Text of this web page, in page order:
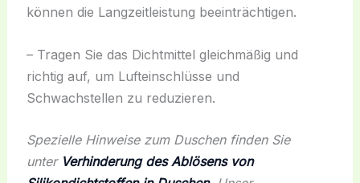
können die Langzeitleistung beeinträchtigen.
– Tragen Sie das Dichtmittel gleichmäßig und
richtig auf, um Lufteinschlüsse und
Schwachstellen zu reduzieren.
Spezielle Hinweise zum Duschen finden Sie
unter Verhinderung des Ablösens von